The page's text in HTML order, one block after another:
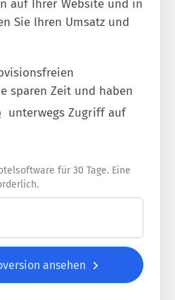
auf Ihrer Website und in
Sie Ihren Umsatz und
sparen Zeit und haben
unterwegs Zugriff auf
für 30 Tage. Eine
ansehen